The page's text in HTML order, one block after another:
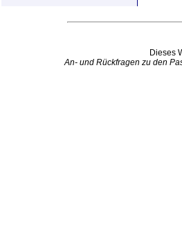
Dieses
An- und Rückfragen zu den